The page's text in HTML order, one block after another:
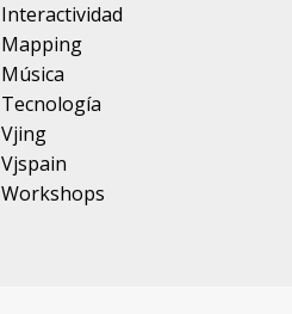
Interactividad
Mapping
Música
Tecnología
Vjing
Vjspain
Workshops